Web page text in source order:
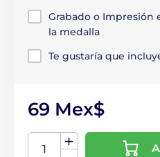
Grabado o Impresión
la medalla
Te gustaría que
69 Mex$